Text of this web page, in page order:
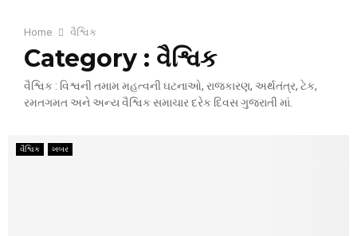
Home વૈશ્વિક
Category : વૈશ્વિક
વૈશ્વિક : વિશ્વની તમામ મહત્વની ઘટનાઓ, રાજકારણ, અર્થતંત્ર, ટેક,
રમતગમત અને અન્ય વૈશ્વિક સમાચાર દરેક દિવસ ગુજરાતી માં.
વૈશ્વિક ખબર